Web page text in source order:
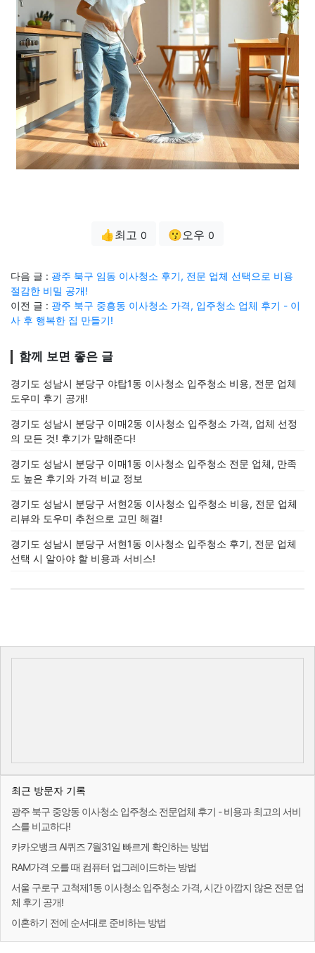
👍최고 0 😗오우 0
다음 글 : 광주 북구 임동 이사청소 후기, 전문 업체 선택으로 비용
절감한 비밀 공개!
이전 글 : 광주 북구 중흥동 이사청소 가격, 입주청소 업체 후기 - 이
사 후 행복한 집 만들기!
함께 보면 좋은 글
경기도 성남시 분당구 야탑1동 이사청소 입주청소 비용, 전문 업체
도우미 후기 공개!
경기도 성남시 분당구 이매2동 이사청소 입주청소 가격, 업체 선정
의 모든 것! 후기가 말해준다!
경기도 성남시 분당구 이매1동 이사청소 입주청소 전문 업체, 만족
도 높은 후기와 가격 비교 정보
경기도 성남시 분당구 서현2동 이사청소 입주청소 비용, 전문 업체
리뷰와 도우미 추천으로 고민 해결!
경기도 성남시 분당구 서현1동 이사청소 입주청소 후기, 전문 업체
선택 시 알아야 할 비용과 서비스!
최근 방문자 기록
광주 북구 중앙동 이사청소 입주청소 전문업체 후기 - 비용과 최고의 서비
스를 비교하다!
카카오뱅크 AI퀴즈 7월31일 빠르게 확인하는 방법
RAM가격 오를 때 컴퓨터 업그레이드하는 방법
서울 구로구 고척제1동 이사청소 입주청소 가격, 시간 아깝지 않은 전문 업
체 후기 공개!
이혼하기 전에 순서대로 준비하는 방법